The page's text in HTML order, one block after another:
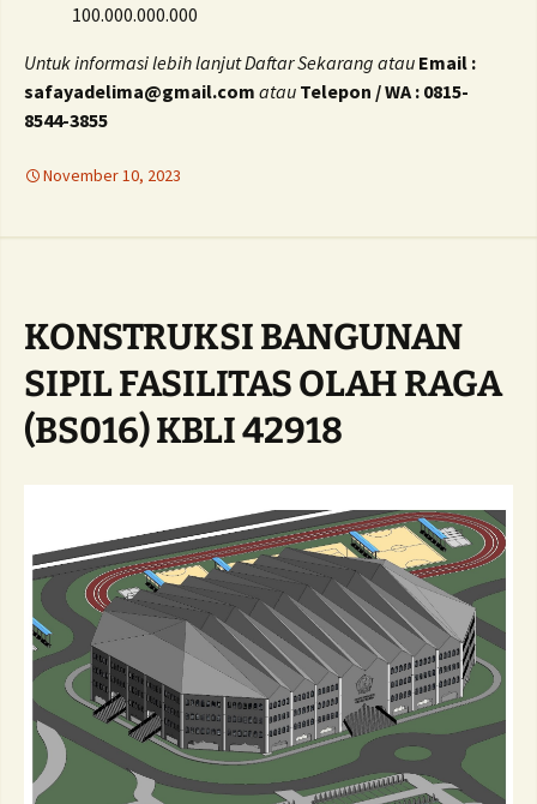
100.000.000.000
Untuk informasi lebih lanjut Daftar Sekarang atau Email :
safayadelima@gmail.com atau Telepon / WA : 0815-
8544-3855
November 10, 2023
KONSTRUKSI BANGUNAN
SIPIL FASILITAS OLAH RAGA
(BS016) KBLI 42918